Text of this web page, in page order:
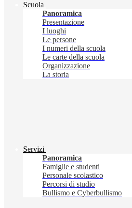
Scuola
Panoramica
Presentazione
I luoghi
Le persone
I numeri della scuola
Le carte della scuola
Organizzazione
La storia
Servizi
Panoramica
Famiglie e studenti
Personale scolastico
Percorsi di studio
Bullismo e Cyberbullismo